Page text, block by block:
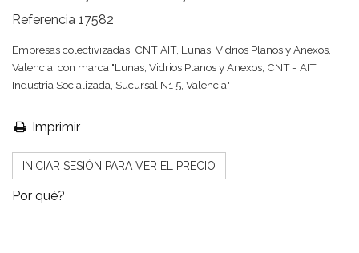
Referencia 17582
Empresas colectivizadas, CNT AIT, Lunas, Vidrios Planos y Anexos,
Valencia, con marca "Lunas, Vidrios Planos y Anexos, CNT - AIT,
Industria Socializada, Sucursal N1 5, Valencia"
Imprimir
INICIAR SESIÓN PARA VER EL PRECIO
Por qué?